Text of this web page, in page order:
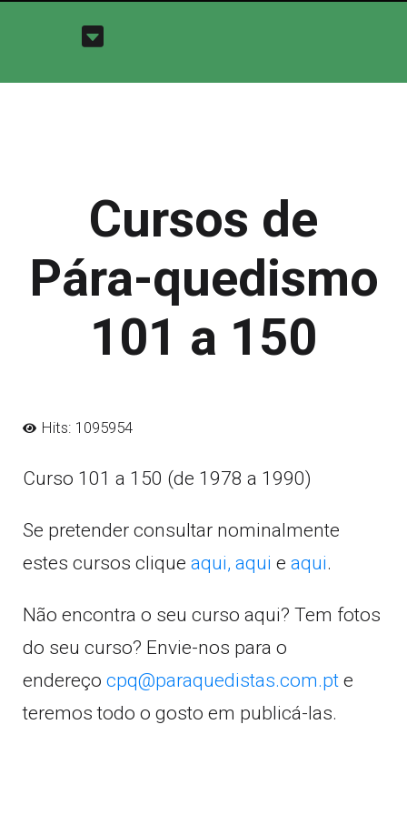
Cursos de
Pára-quedismo
101 a 150
Hits: 1095954
Curso 101 a 150 (de 1978 a 1990)
Se pretender consultar nominalmente
estes cursos clique aqui, aqui e aqui.
Não encontra o seu curso aqui? Tem fotos
do seu curso? Envie-nos para o
endereço cpq@paraquedistas.com.pt e
teremos todo o gosto em publicá-las.